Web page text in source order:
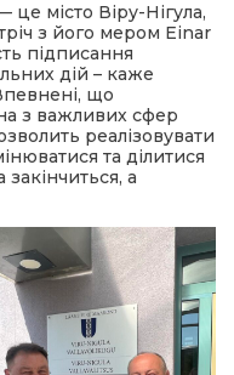
місто Віру-Нігула,
з його мером Einar
підписання
дій – каже
що
з важливих сфер
реалізовувати
та ділитися
а